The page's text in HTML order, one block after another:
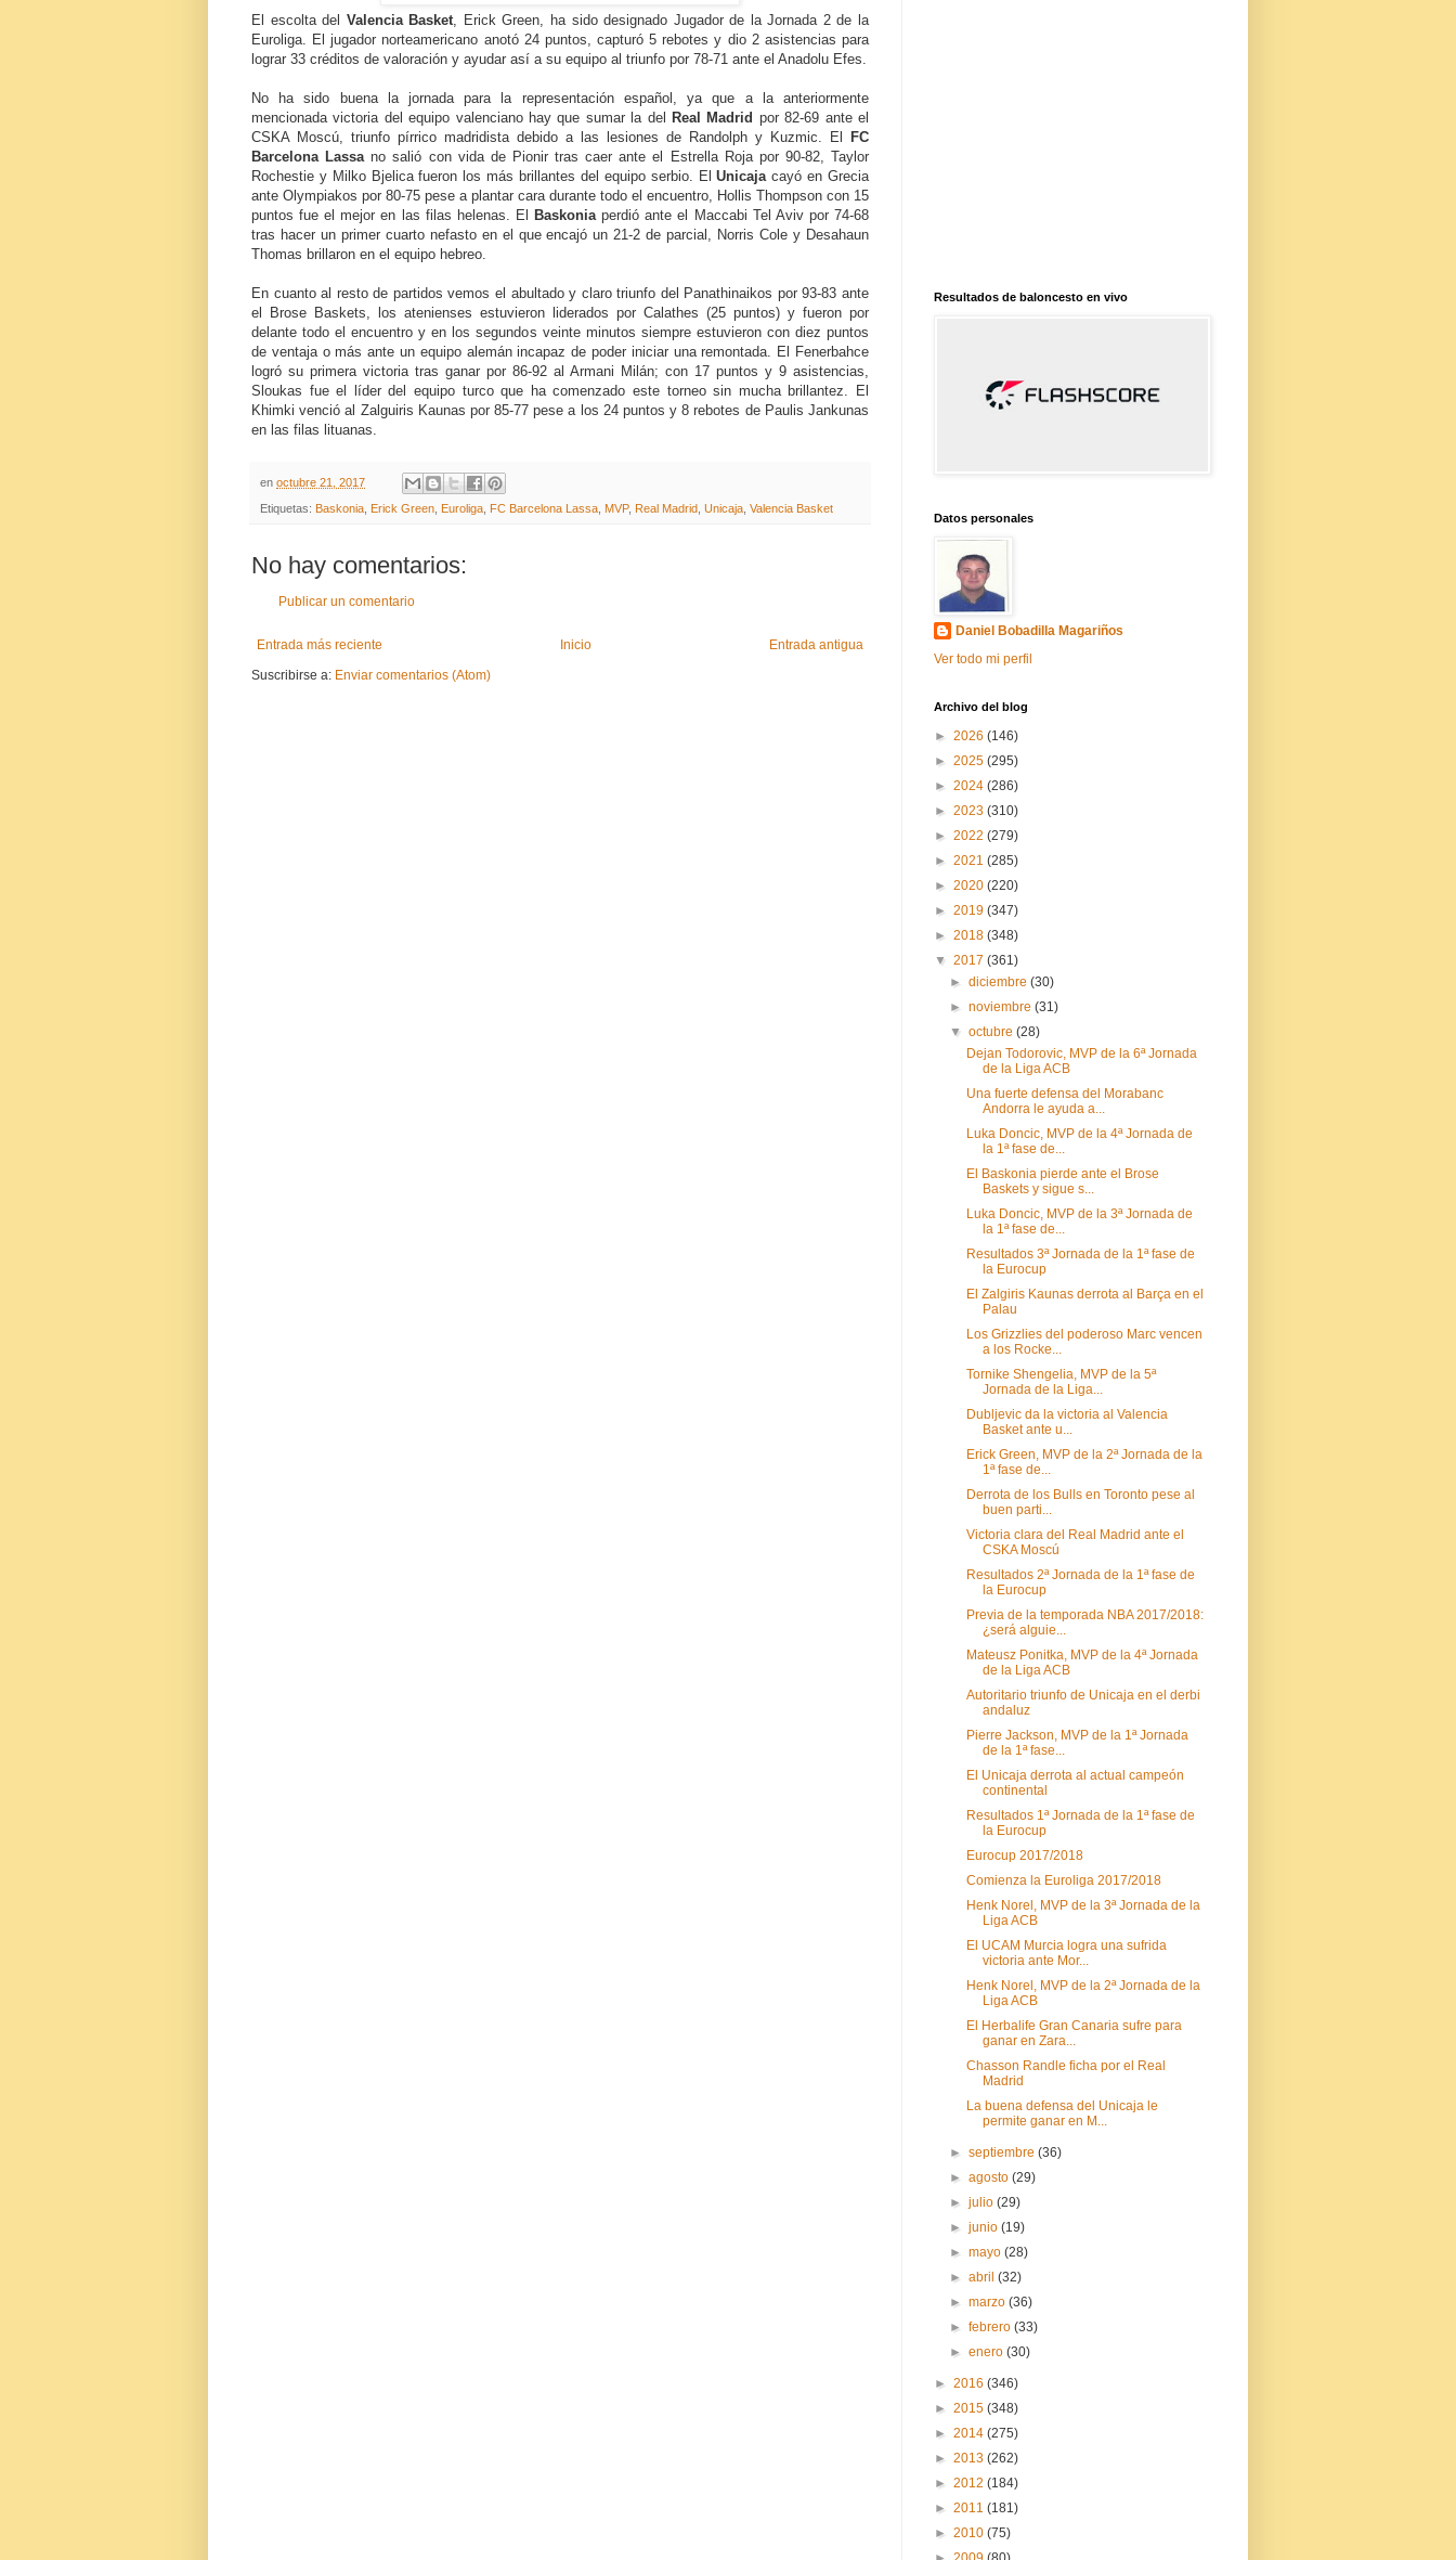
El escolta del Valencia Basket , Erick Green, ha sido designado Jugador de la Jornada 2 de la
Euroliga. El jugador norteamericano anotó 24 puntos, capturó 5 rebotes y dio 2 asistencias para
lograr 33 créditos de valoración y ayudar así a su equipo al triunfo por 78-71 ante el Anadolu Efes.
No ha sido buena la jornada para la representación español, ya que a la anteriormente
mencionada victoria del equipo valenciano hay que sumar la del Real Madrid por 82-69 ante el
CSKA Moscú, triunfo pírrico madridista debido a las lesiones de Randolph y Kuzmic. El FC
Barcelona Lassa no salió con vida de Pionir tras caer ante el Estrella Roja por 90-82, Taylor
Rochestie y Milko Bjelica fueron los más brillantes del equipo serbio. El Unicajacayó en Grecia
ante Olympiakos por 80-75 pese a plantar cara durante todo el encuentro, Hollis Thompson con 15
puntos fue el mejor en las filas helenas. ElBaskonia perdió ante el Maccabi Tel Aviv por 74-68
tras hacer un primer cuarto nefasto en el que encajó un 21-2 de parcial, Norris Cole y Desahaun
Thomas brillaron en el equipo hebreo.
En cuanto al resto de partidos vemos el abultado y claro triunfo del Panathinaikos por 93-83 ante
el Brose Baskets, los atenienses estuvieron liderados por Calathes (25 puntos) y fueron por
delante todo el encuentro y en los segundos veinte minutos siempre estuvieron con diez puntos
de ventaja o más ante un equipo alemán incapaz de poder iniciar una remontada. El Fenerbahce
logró su primera victoria tras ganar por 86-92 al Armani Milán; con 17 puntos y 9 asistencias,
Sloukas fue el líder del equipo turco que ha comenzado este torneo sin mucha brillantez. El
Khimki venció al Zalguiris Kaunas por 85-77 pese a los 24 puntos y 8 rebotes de Paulis Jankunas
en las filas lituanas.
en octubre 21, 2017
Etiquetas: Baskonia Erick Green Euroliga FC Barcelona Lassa MVP, Real Madrid Unicaja Valencia Basket
No hay comentarios:
Publicar un comentario
Entrada más reciente Entrada antigua
Inicio
Suscribirse a: Enviar comentarios (Atom)
Resultados de baloncesto en vivo
Datos personales
Daniel Bobadilla Magariños
Ver todo mi perfil
Archivo del blog
► 2026 (146)
► 2025 (295)
► 2024 (286)
► 2023 (310)
► 2022 (279)
► 2021 (285)
► 2020 (220)
► 2019 (347)
► 2018 (348)
▼ 2017 (361)
►diciembre(30)
►noviembre(31)
▼octubre(28)
Dejan Todorovic, MVP de la 6ª Jornada
de la Liga ACB
Una fuerte defensa del Morabanc
Andorra le ayuda a...
Luka Doncic, MVP de la 4ª Jornada de
la 1ª fase de...
El Baskonia pierde ante el Brose
Baskets y sigue s...
Luka Doncic, MVP de la 3ª Jornada de
la 1ª fase de...
Resultados 3ª Jornada de la 1ª fase de
la Eurocup
El Zalgiris Kaunas derrota al Barça en el
Palau
Los Grizzlies del poderoso Marc vencen
a los Rocke...
Tornike Shengelia, MVP de la 5ª
Jornada de la Liga...
Dubljevic da la victoria al Valencia
Basket ante u...
Erick Green, MVP de la 2ª Jornada de la
1ª fase de...
Derrota de los Bulls en Toronto pese al
buen parti...
Victoria clara del Real Madrid ante el
CSKA Moscú
Resultados 2ª Jornada de la 1ª fase de
la Eurocup
Previa de la temporada NBA 2017/2018:
¿será alguie...
Mateusz Ponitka, MVP de la 4ª Jornada
de la Liga ACB
Autoritario triunfo de Unicaja en el derbi
andaluz
Pierre Jackson, MVP de la 1ª Jornada
de la 1ª fase...
El Unicaja derrota al actual campeón
continental
Resultados 1ª Jornada de la 1ª fase de
la Eurocup
Eurocup 2017/2018
Comienza la Euroliga 2017/2018
Henk Norel, MVP de la 3ª Jornada de la
Liga ACB
El UCAM Murcia logra una sufrida
victoria ante Mor...
Henk Norel, MVP de la 2ª Jornada de la
Liga ACB
El Herbalife Gran Canaria sufre para
ganar en Zara...
Chasson Randle ficha por el Real
Madrid
La buena defensa del Unicaja le
permite ganar en M...
►septiembre(36)
►agosto(29)
►julio(29)
►junio(19)
►mayo(28)
►abril(32)
►marzo(36)
►febrero(33)
►enero(30)
► 2016 (346)
► 2015 (348)
► 2014 (275)
► 2013 (262)
► 2012 (184)
► 2011 (181)
► 2010 (75)